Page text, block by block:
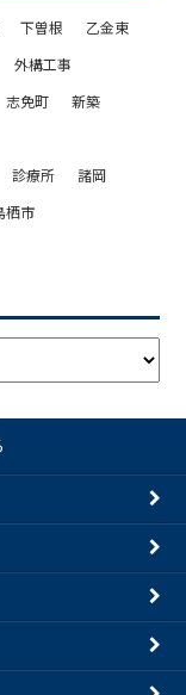
下曽根
乙金東
外構工事
志免町
新築
診療所
諸岡
栖市